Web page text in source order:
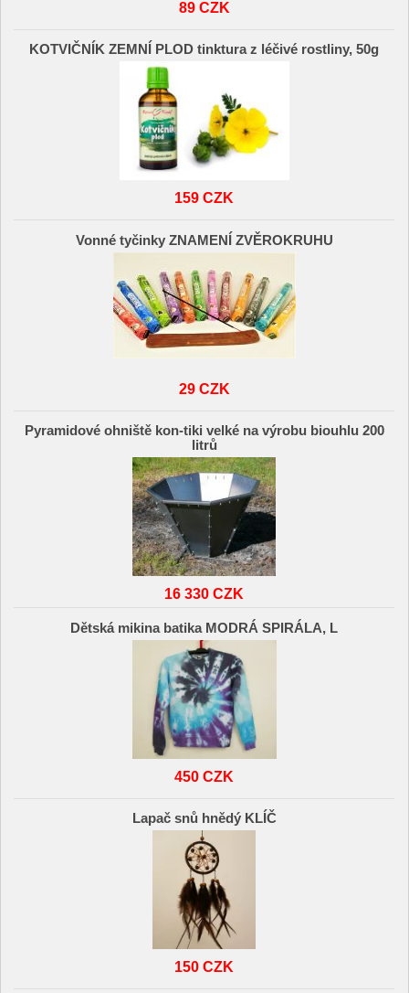
89 CZK
KOTVIČNÍK ZEMNÍ PLOD tinktura z léčivé rostliny, 50g
159 CZK
Vonné tyčinky ZNAMENÍ ZVĚROKRUHU
29 CZK
Pyramidové ohniště kon-tiki velké na výrobu biouhlu 200
litrů
16 330 CZK
Dětská mikina batika MODRÁ SPIRÁLA, L
450 CZK
Lapač snů hnědý KLÍČ
150 CZK